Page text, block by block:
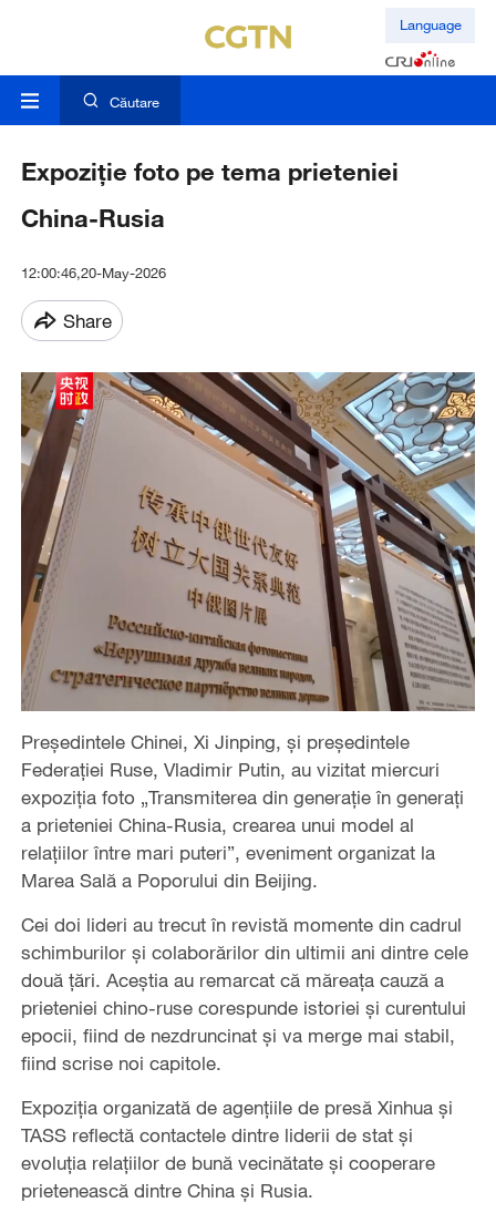
Language
Căutare
Expoziție foto pe tema prieteniei
China-Rusia
12:00:46,20-May-2026
Share
Președintele Chinei, Xi Jinping, și președintele
Federației Ruse, Vladimir Putin, au vizitat miercuri
expoziția foto „Transmiterea din generație în generați
a prieteniei China-Rusia, crearea unui model al
relațiilor între mari puteri”, eveniment organizat la
Marea Sală a Poporului din Beijing.
Cei doi lideri au trecut în revistă momente din cadrul
schimburilor și colaborărilor din ultimii ani dintre cele
două țări. Aceștia au remarcat că măreața cauză a
prieteniei chino-ruse corespunde istoriei și curentului
epocii, fiind de nezdruncinat și va merge mai stabil,
fiind scrise noi capitole.
Expoziția organizată de agențiile de presă Xinhua și
TASS reflectă contactele dintre liderii de stat și
evoluția relațiilor de bună vecinătate și cooperare
prietenească dintre China și Rusia.